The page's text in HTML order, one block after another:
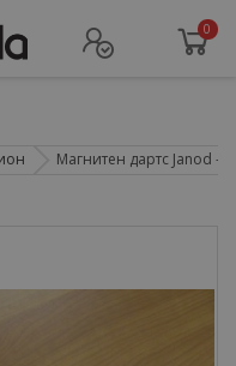
0
Магнитен дартс Janod -